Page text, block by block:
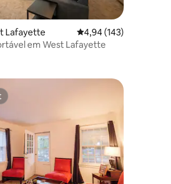
de 5, 193 avaliações
Lafayette 4,94 de uma avaliação
4,94 (143)
em West Lafayette